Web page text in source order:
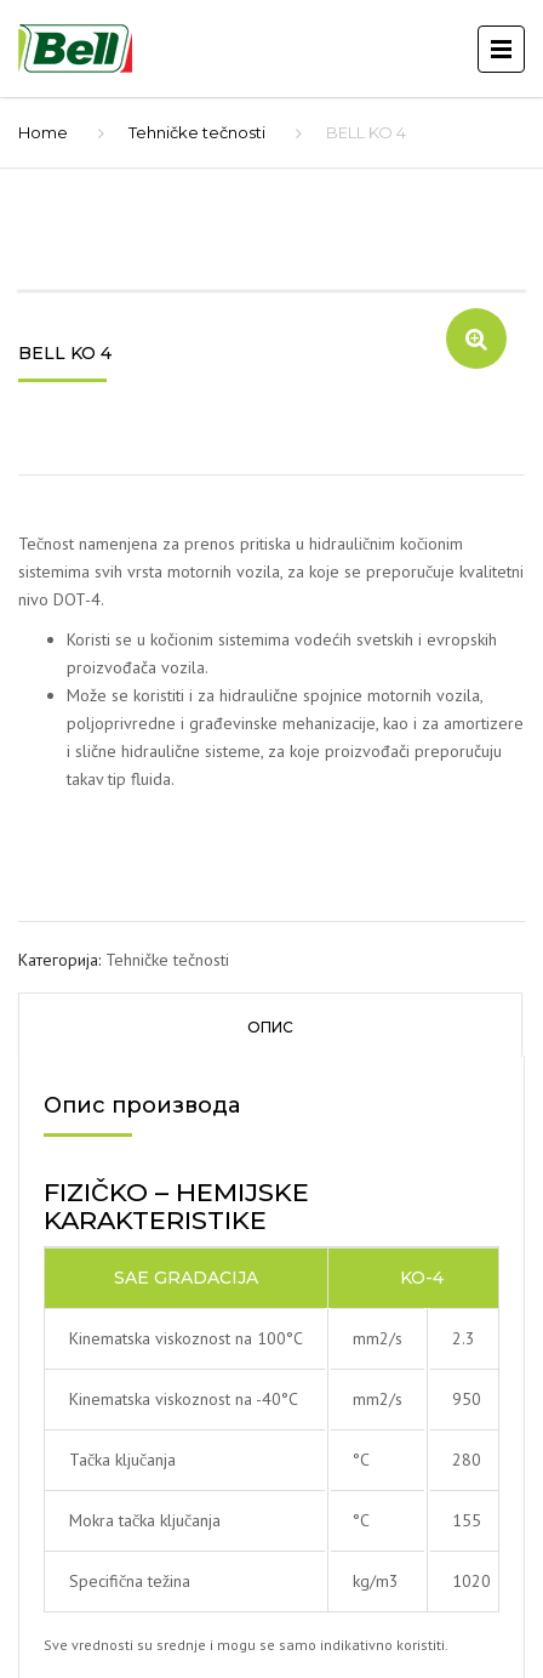
Home Tehničke tečnosti BELL KO 4
BELL KO 4
Tečnost namenjena za prenos pritiska u hidrauličnim kočionim
sistemima svih vrsta motornih vozila, za koje se preporučuje kvalitetni
nivo DOT-4.
Koristi se u kočionim sistemima vodećih svetskih i evropskih
proizvođača vozila.
Može se koristiti i za hidraulične spojnice motornih vozila,
poljoprivredne i građevinske mehanizacije, kao i za amortizere
i slične hidraulične sisteme, za koje proizvođači preporučuju
takav tip fluida.
Категорија: Tehničke tečnosti
ОПИС
Опис производа
FIZIČKO – HEMIJSKE
KARAKTERISTIKE
SAE GRADACIJA KO-4
Kinematska viskoznost na 100°C mm2/s 2.3
Kinematska viskoznost na -40°C mm2/s 950
Tačka ključanja °C 280
Mokra tačka ključanja °C 155
Specifična težina kg/m3 1020
Sve vrednosti su srednje i mogu se samo indikativno koristiti.